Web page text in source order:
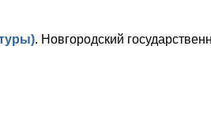
. Новгородский